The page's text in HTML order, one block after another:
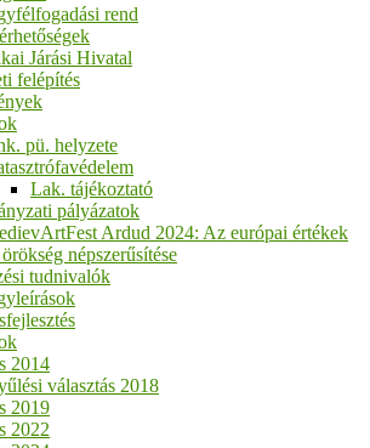
rend
Járási Hivatal
felépítés
pü. helyzete
Lak. tájékoztató
pályázatok
Ardud 2024: Az európai értékek
örökség népszerűsítése
tudnivalók
2014
választás 2018
2019
2022